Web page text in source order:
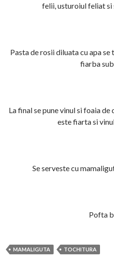
felii, usturoiul feliat si
Pasta de rosii diluata cu apa se
fiarba
La final se pune vinul si foaia de
este fiarta si
Se serveste cu
Pofta
MAMALIGUTA TOCHITURA